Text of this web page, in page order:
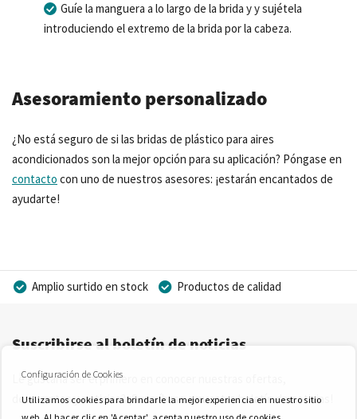
Guíe la manguera a lo largo de la brida y y sujétela
introduciendo el extremo de la brida por la cabeza.
Asesoramiento personalizado
¿No está seguro de si las bridas de plástico para aires
acondicionados son la mejor opción para su aplicación? Póngase en
contacto con uno de nuestros asesores: ¡estarán encantados de
ayudarte!
Amplio surtido en stock
Productos de calidad
Asesoramiento personal
Más de 40 años de experiencia
Posibilidad de crear marca privada
Suscribirse al boletín de noticias
Le gustaría ser el primero en conocer nuestras ofertas,
descuentos y noticias? ¡Suscríbase a nuestro boletín de noticias!
Configuración de Cookies
Utilizamos cookies para brindarle la mejor experiencia en nuestro sitio
web. Al hacer clic en 'Aceptar', acepta nuestro uso de cookies.